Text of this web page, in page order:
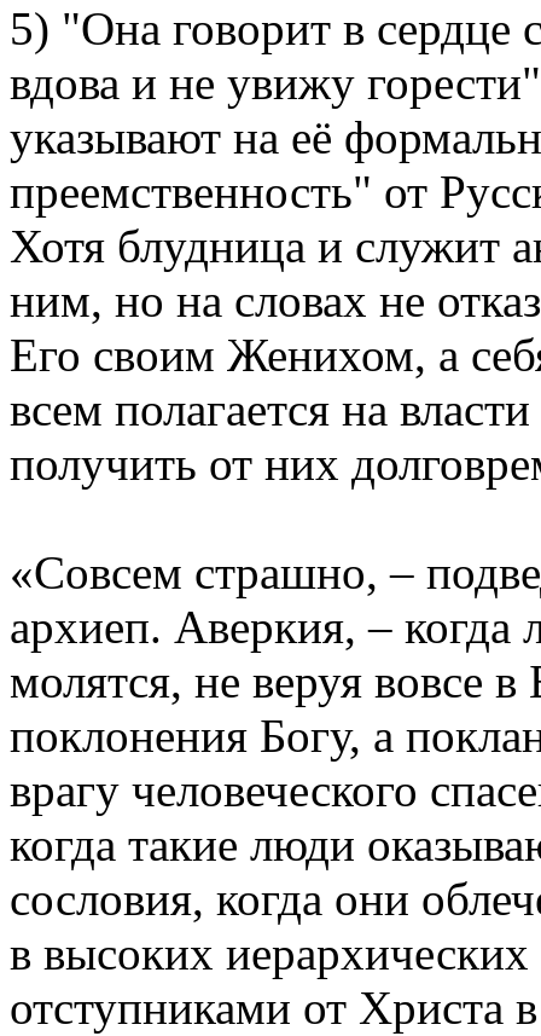
5) "Она говорит в
вдова и не увижу
указывают на её
преемственность" от
Хотя блудница и служит
ним, но на словах не
Его своим Женихом, а
всем полагается на
получить от них
«Совсем страшно, –
архиеп. Аверкия, – когда
молятся, не веруя вовсе
поклонения Богу, а
врагу человеческого
когда такие люди
сословия, когда они
в высоких
отступниками от Христа